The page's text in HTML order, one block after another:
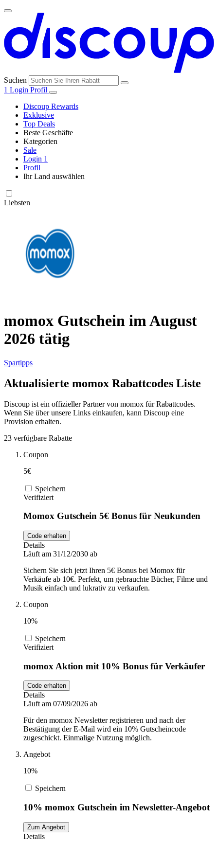
Suchen
1 Login Profil
Discoup Rewards
Exklusive
Top Deals
Beste Geschäfte
Amazon
Peek und
Cloppenburg
Booking.com
Pandora
Douglas
Audible
Sportstech
Oakley
Kategorien
Kleidung und
Schuhe
Beauty und
Gesundheit
Sport und
Motorräder
Sale
Login 1
Profil
Ihr Land auswählen
Liebsten
momox Gutschein im August
2026 tätig
Spartipps
Aktualisierte momox Rabattcodes Liste
Discoup ist ein offizieller Partner von momox für Rabattcodes.
Wenn Sie über unsere Links einkaufen, kann Discoup eine
Provision erhalten.
23 verfügbare Rabatte
Coupon
5€
Speichern
Verifiziert
Momox Gutschein 5€ Bonus für Neukunden
Code erhalten
Details
Läuft am 31/12/2030 ab
Sichern Sie sich jetzt Ihren 5€ Bonus bei Momox für
Verkäufe ab 10€. Perfekt, um gebrauchte Bücher, Filme und
Musik einfach und lukrativ zu verkaufen.
Coupon
10%
Speichern
Verifiziert
momox Aktion mit 10% Bonus für Verkäufer
Code erhalten
Details
Läuft am 07/09/2026 ab
Für den momox Newsletter registrieren und nach der
Bestätigung der E-Mail wird ein 10% Gutscheincode
zugeschickt. Einmalige Nutzung möglich.
Angebot
10%
Speichern
10% momox Gutschein im Newsletter-Angebot
Zum Angebot
Details